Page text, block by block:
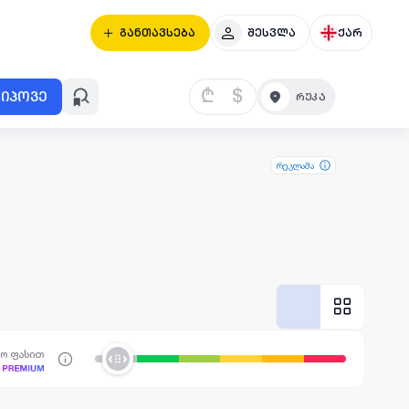
განთავსება შესვლა ქარ
იპოვე ₾ $
რეკლამა
ფასით